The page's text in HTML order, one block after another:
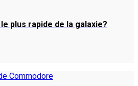
plus rapide de la galaxie?